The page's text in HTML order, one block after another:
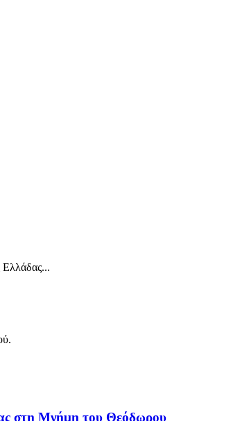
Ελλάδας...
στη Μνήμη του Θεόδωρου